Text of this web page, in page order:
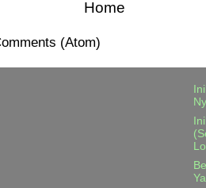
Home
(Atom)